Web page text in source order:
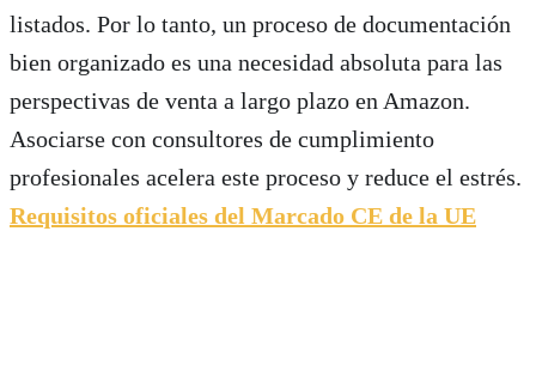
listados. Por lo tanto, un proceso de documentación
bien organizado es una necesidad absoluta para las
perspectivas de venta a largo plazo en Amazon.
Asociarse con consultores de cumplimiento
profesionales acelera este proceso y reduce el estrés.
Requisitos oficiales del Marcado CE de la UE